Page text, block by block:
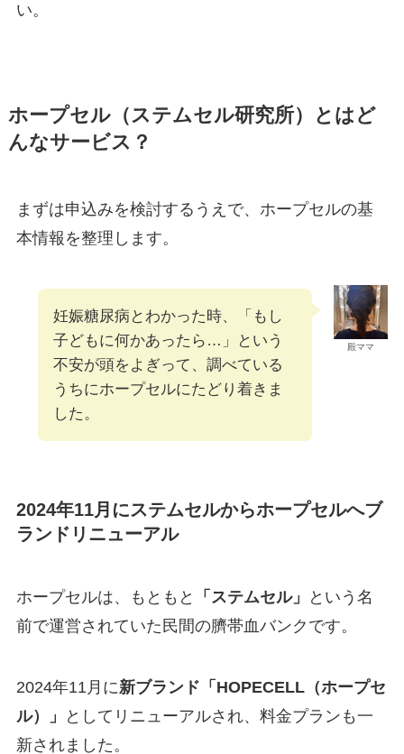
い。
ホープセル（ステムセル研究所）とはど
んなサービス？
まずは申込みを検討するうえで、ホープセルの基
本情報を整理します。
殿ママ
妊娠糖尿病とわかった時、「もし
子どもに何かあったら…」という
不安が頭をよぎって、調べている
うちにホープセルにたどり着きま
した。
2024年11月にステムセルからホープセルへブ
ランドリニューアル
ホープセルは、もともと 「ステムセル」
という名
前で運営されていた民間の臍帯血バンクです。
2024年11月に新ブランド「HOPECELL（ホープセ
ル）」
としてリニューアルされ、料金プランも一
新されました。